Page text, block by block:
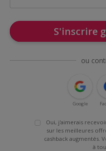
S'inscrire
ou
Google
Oui, j'aimerais
sur les meilleures
cashback augmentés.
à